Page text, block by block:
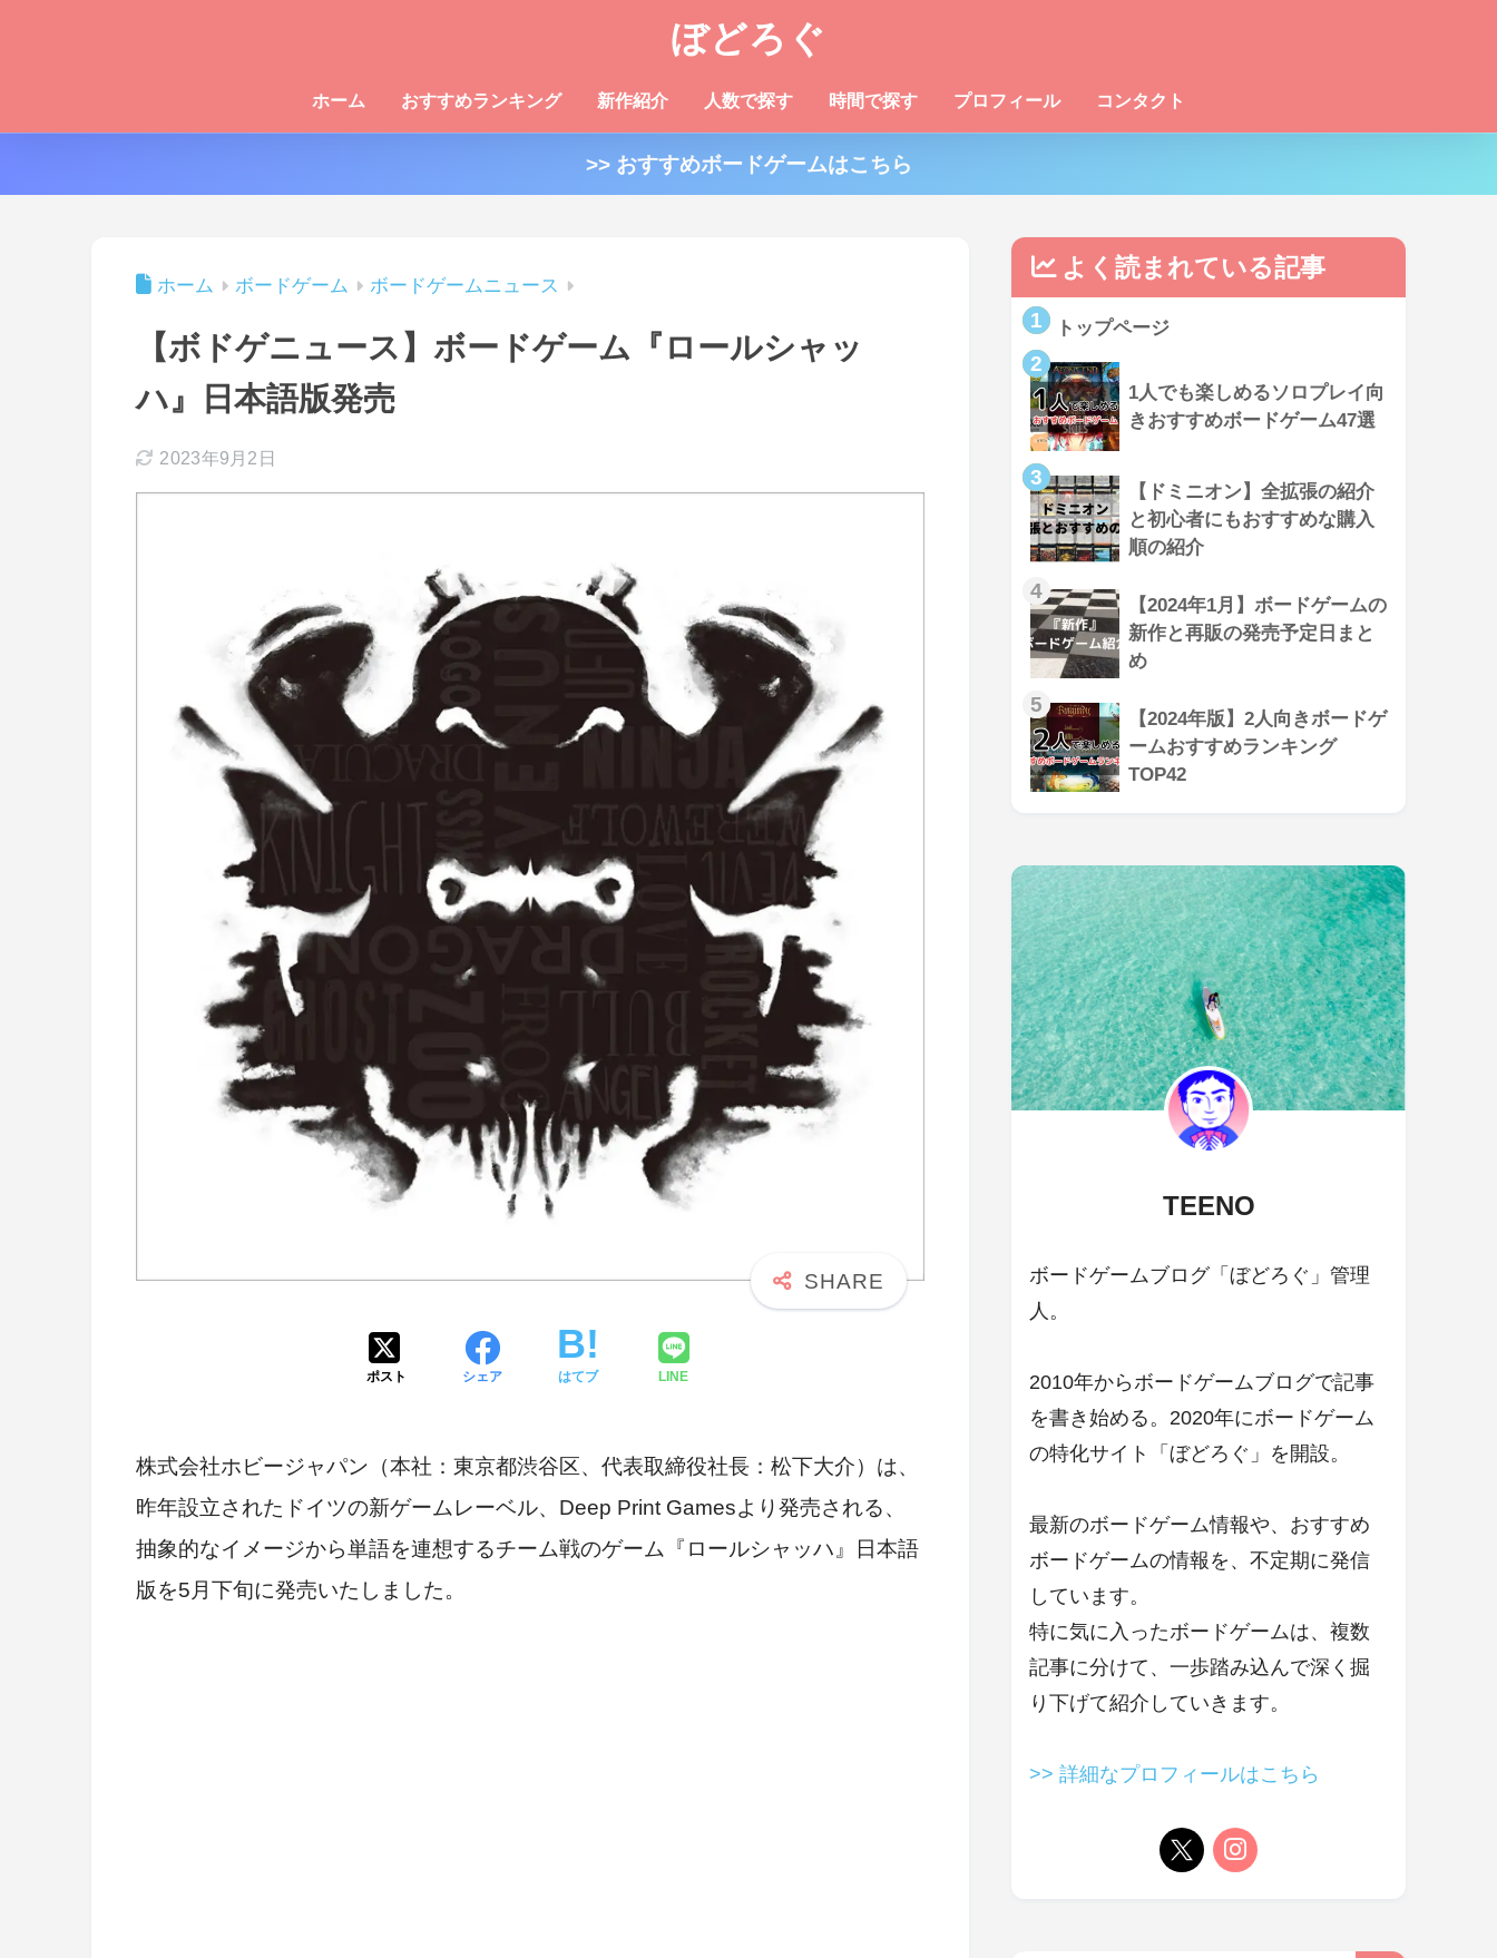
ぼどろぐ
ホーム おすすめランキング 新作紹介 人数で探す 時間で探す プロフィール コンタクト
>> おすすめボードゲームはこちら
ホーム ボードゲーム ボードゲームニュース
【ボドゲニュース】ボードゲーム『ロールシャッ
ハ』日本語版発売
2023年9月2日
ポスト シェア はてブ LINE
株式会社ホビージャパン（本社：東京都渋谷区、代表取締役社長：松下大介）は、
昨年設立されたドイツの新ゲームレーベル、Deep Print Gamesより発売される、
抽象的なイメージから単語を連想するチーム戦のゲーム『ロールシャッハ』日本語
版を5月下旬に発売いたしました。
よく読まれている記事
1 トップページ
2
1人でも楽しめるソロプレイ向
きおすすめボードゲーム47選
3
【ドミニオン】全拡張の紹介
と初心者にもおすすめな購入
順の紹介
4
【2024年1月】ボードゲームの
新作と再販の発売予定日まと
め
5
【2024年版】2人向きボードゲ
ームおすすめランキング
TOP42
TEENO
ボードゲームブログ「ぼどろぐ」管理
人。
2010年からボードゲームブログで記事
を書き始める。2020年にボードゲーム
の特化サイト「ぼどろぐ」を開設。
最新のボードゲーム情報や、おすすめ
ボードゲームの情報を、不定期に発信
しています。
特に気に入ったボードゲームは、複数
記事に分けて、一歩踏み込んで深く掘
り下げて紹介していきます。
>> 詳細なプロフィールはこちら